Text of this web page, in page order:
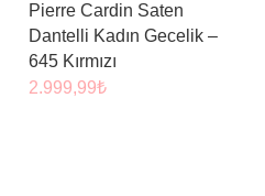
Pierre Cardin Saten
Dantelli Kadın Gecelik –
645 Kırmızı
2.999,99₺